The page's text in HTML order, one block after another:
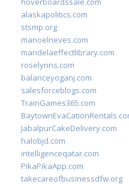
alaskapolitics.com
stsmp.org
manoelneves.com
mandelaeffectlibrary.com
roselynns.com
balanceyoganj.com
salesforceblogs.com
TrainGames365.com
JabalpurCakeDelivery.com
halobjd.com
intelligenceqatar.com
PikaPikaApp.com
takecareofbusinessdfw.org